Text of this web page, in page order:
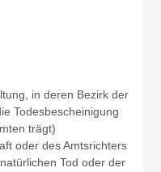
in deren Bezirk der
Todesbescheinigung
trägt)
oder des Amtsrichters
Tod oder der